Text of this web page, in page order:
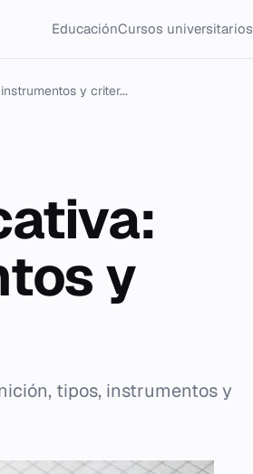
EducaciónCursos universitarios
y criter...
y
tipos, instrumentos y